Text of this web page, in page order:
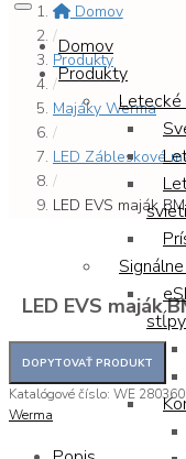
Domov
Produkty
Letecké
stĺpy
Domov
/
Produkty
/
Majáky Werma
/
LED Zábleskové
/
LED EVS maják
LED EVS maják
Katalógové číslo: WE
Werma